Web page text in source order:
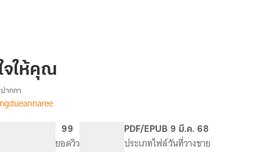
จให้คุณ
ากกา
99
ยอดวิว
PDF/EPUB
ประเภทไฟล์
9 มี.ค. 68
วันที่วางขาย